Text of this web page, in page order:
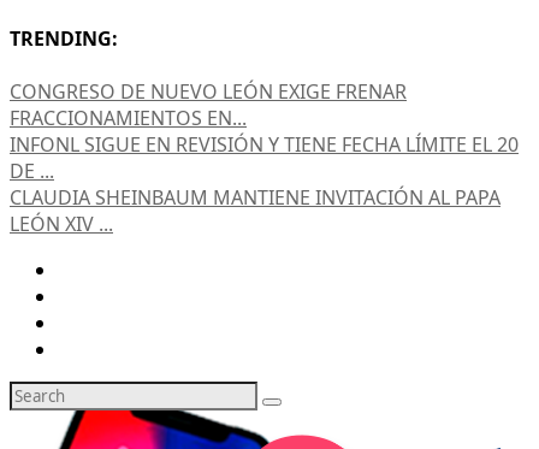
TRENDING:
CONGRESO DE NUEVO LEÓN EXIGE FRENAR
FRACCIONAMIENTOS EN...
INFONL SIGUE EN REVISIÓN Y TIENE FECHA LÍMITE EL 20
DE ...
CLAUDIA SHEINBAUM MANTIENE INVITACIÓN AL PAPA
LEÓN XIV ...